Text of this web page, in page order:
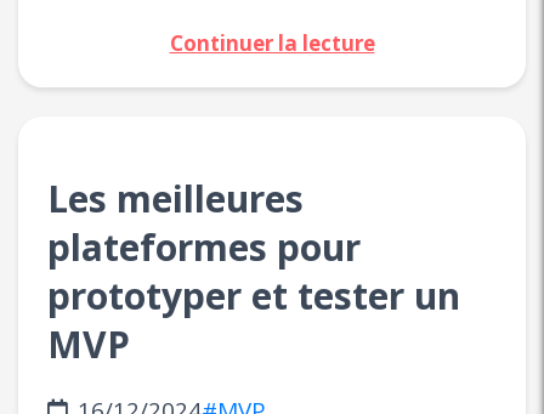
Continuer la lecture
Les meilleures
plateformes pour
prototyper et tester un
MVP